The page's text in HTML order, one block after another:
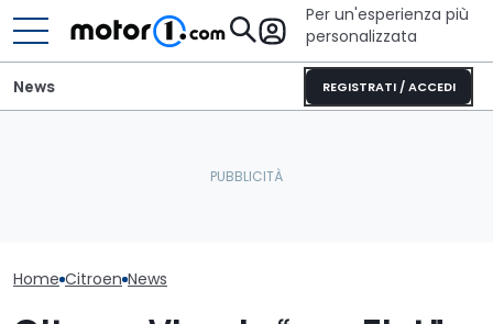
Per un'esperienza più
personalizzata
REGISTRATI / ACCEDI
News
Home Citroen News